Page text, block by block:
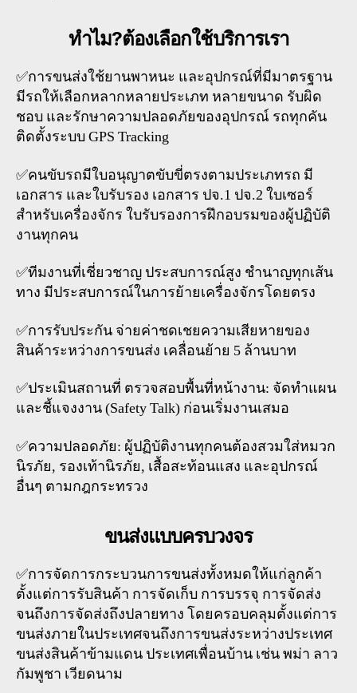
ทำไม?ต้องเลือกใช้บริการเรา
✅การขนส่งใช้ยานพาหนะ และอุปกรณ์ที่มีมาตรฐาน
มีรถให้เลือกหลากหลายประเภท หลายขนาด รับผิด
ชอบ และรักษาความปลอดภัยของอุปกรณ์ รถทุกคัน
ติดตั้งระบบ GPS Tracking
✅คนขับรถมีใบอนุญาตขับขี่ตรงตามประเภทรถ มี
เอกสาร และใบรับรอง เอกสาร ปจ.1 ปจ.2 ใบเซอร์
สำหรับเครื่องจักร ใบรับรองการฝึกอบรมของผู้ปฏิบัติ
งานทุกคน
✅ทีมงานที่เชี่ยวชาญ ประสบการณ์สูง ชำนาญทุกเส้น
ทาง มีประสบการณ์ในการย้ายเครื่องจักรโดยตรง
✅การรับประกัน จ่ายค่าชดเชยความเสียหายของ
สินค้าระหว่างการขนส่ง เคลื่อนย้าย 5 ล้านบาท
✅ประเมินสถานที่ ตรวจสอบพื้นที่หน้างาน: จัดทำแผน
และชี้แจงงาน (Safety Talk) ก่อนเริ่มงานเสมอ
✅ความปลอดภัย: ผู้ปฏิบัติงานทุกคนต้องสวมใส่หมวก
นิรภัย, รองเท้านิรภัย, เสื้อสะท้อนแสง และอุปกรณ์
อื่นๆ ตามกฎกระทรวง
ขนส่งแบบครบวงจร
✅การจัดการกระบวนการขนส่งทั้งหมดให้แก่ลูกค้า
ตั้งแต่การรับสินค้า การจัดเก็บ การบรรจุ การจัดส่ง
จนถึงการจัดส่งถึงปลายทาง โดยครอบคลุมตั้งแต่การ
ขนส่งภายในประเทศจนถึงการขนส่งระหว่างประเทศ
ขนส่งสินค้าข้ามแดน ประเทศเพื่อนบ้าน เช่น พม่า ลาว
กัมพูชา เวียดนาม